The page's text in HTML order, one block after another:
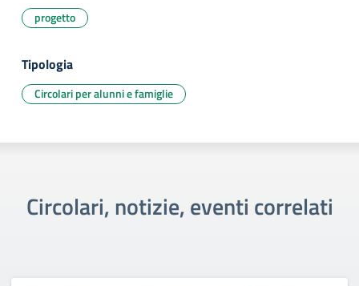
progetto
Tipologia
Circolari per alunni e famiglie
Circolari, notizie, eventi correlati